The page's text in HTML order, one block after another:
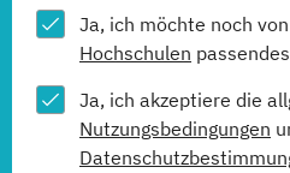
Ja, ich möchte noch
Hochschulen
Ja, ich akzeptiere die
Nutzungsbedingungen